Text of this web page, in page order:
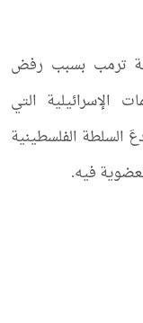
ترمب بسبب رفض
الإسرائيلية التي
السلطة الفلسطينية
فيه.